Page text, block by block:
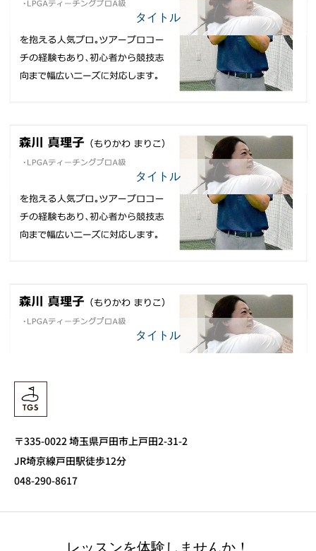
タイトル
タイトル
タイトル
〒335-0022 埼玉県戸田市上戸田2-31-2
JR埼京線戸田駅徒歩12分
048-290-8617
レッスンを体験しませんか！